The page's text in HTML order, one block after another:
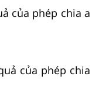
của phép chia a
của phép chia